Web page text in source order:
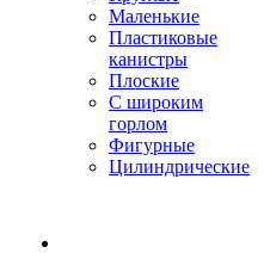
Маленькие
Пластиковые
канистры
Плоские
С широким
горлом
Фигурные
Цилиндрические